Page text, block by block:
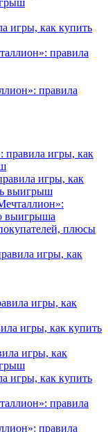
игры, как купить
правила
правила игры, как
игры, как
выигрыш
выигрыша
плюсы
игры, как
игры, как купить
игры, как купить
правила